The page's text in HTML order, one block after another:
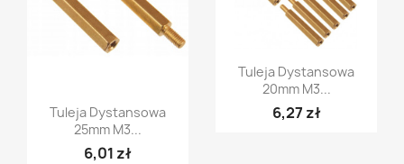
Szybki podgląd
Tuleja Dystansowa
25mm M3...
6,01 zł
Szybki podgląd
Tuleja Dystansowa
20mm M3...
6,27 zł